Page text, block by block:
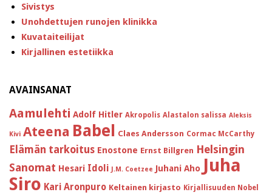
Sivistys
Unohdettujen runojen klinikka
Kuvataiteilijat
Kirjallinen estetiikka
AVAINSANAT
Aamulehti Adolf Hitler Akropolis Alastalon salissa Aleksis
Kivi Ateena Babel Claes Andersson Cormac McCarthy
Elämän tarkoitus Enostone Ernst Billgren Helsingin
Sanomat Hesari Idoli J.M. Coetzee Juhani Aho Juha
Siro Kari Aronpuro Keltainen kirjasto Kirjallisuuden Nobel